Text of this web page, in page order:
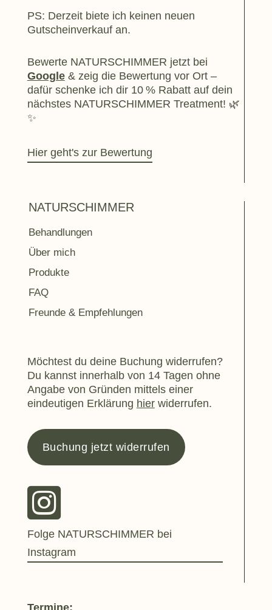
PS: Derzeit biete ich keinen neuen
Gutscheinverkauf an.
Bewerte NATURSCHIMMER jetzt bei
Google& zeig die Bewertung vor Ort –
dafür schenke ich dir 10 % Rabatt auf dein
nächstes NATURSCHIMMER Treatment! 🌿
✨
Hier geht's zur Bewertung
NATURSCHIMMER
Behandlungen
Über mich
Produkte
FAQ
Freunde & Empfehlungen
Möchtest du deine Buchung widerrufen?
Du kannst innerhalb von 14 Tagen ohne
Angabe von Gründen mittels einer
eindeutigen Erklärung hierwiderrufen.
Buchung jetzt widerrufen

Folge NATURSCHIMMER bei
Instagram
Termine: